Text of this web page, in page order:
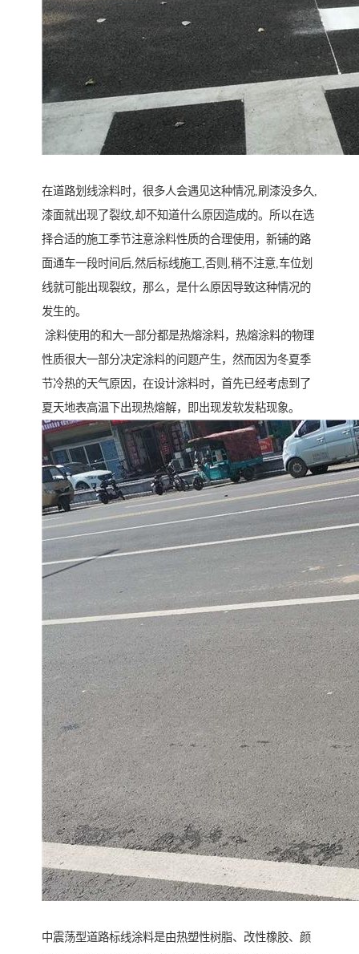
在道路划线涂料时，很多人会遇见这种情况,刷漆没多久,
漆面就出现了裂纹,却不知道什么原因造成的。所以在选
择合适的施工季节注意涂料性质的合理使用，新铺的路
面通车一段时间后,然后标线施工,否则,稍不注意,车位划
线就可能出现裂纹，那么，是什么原因导致这种情况的
发生的。
涂料使用的和大一部分都是热熔涂料，热熔涂料的物理
性质很大一部分决定涂料的问题产生，然而因为冬夏季
节冷热的天气原因，在设计涂料时，首先已经考虑到了
夏天地表高温下出现热熔解，即出现发软发粘现象。
中震荡型道路标线涂料是由热塑性树脂、改性橡胶、颜